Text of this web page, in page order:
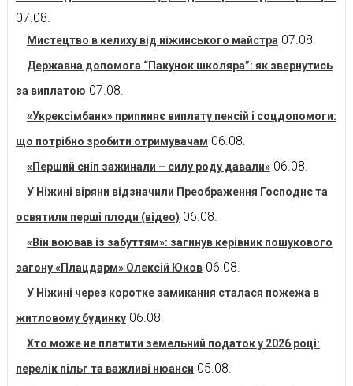
07.08.
Мистецтво в келиху від ніжинського майстра 07.08.
Державна допомога “Пакунок школяра”: як звернутись
за виплатою 07.08.
«Укрексімбанк» припиняє виплату пенсій і соцдопомоги:
що потрібно зробити отримувачам 06.08.
«Перший сніп зажинали – силу роду давали» 06.08.
У Ніжині віряни відзначили Преображення Господнє та
освятили перші плоди (відео) 06.08.
«Він воював із забуттям»: загинув керівник пошукового
загону «Плацдарм» Олексій Юков 06.08.
У Ніжині через коротке замикання сталася пожежа в
житловому будинку 06.08.
Хто може не платити земельний податок у 2026 році:
перелік пільг та важливі нюанси 05.08.